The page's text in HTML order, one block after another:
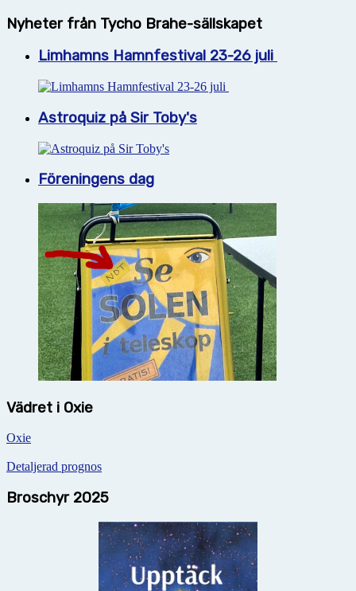
Nyheter från Tycho Brahe-sällskapet
Limhamns Hamnfestival 23-26 juli
Astroquiz på Sir Toby's
Föreningens dag
Vädret i Oxie
Oxie
Detaljerad prognos
Broschyr 2025